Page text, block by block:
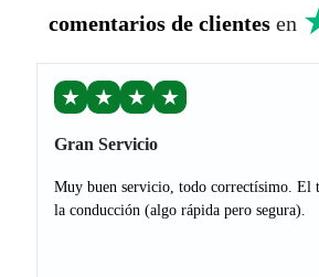
comentarios de clientes en
★ ★ ★ ★
Gran Servicio
Muy buen servicio, todo correctísimo. El
la conducción (algo rápida pero segura).